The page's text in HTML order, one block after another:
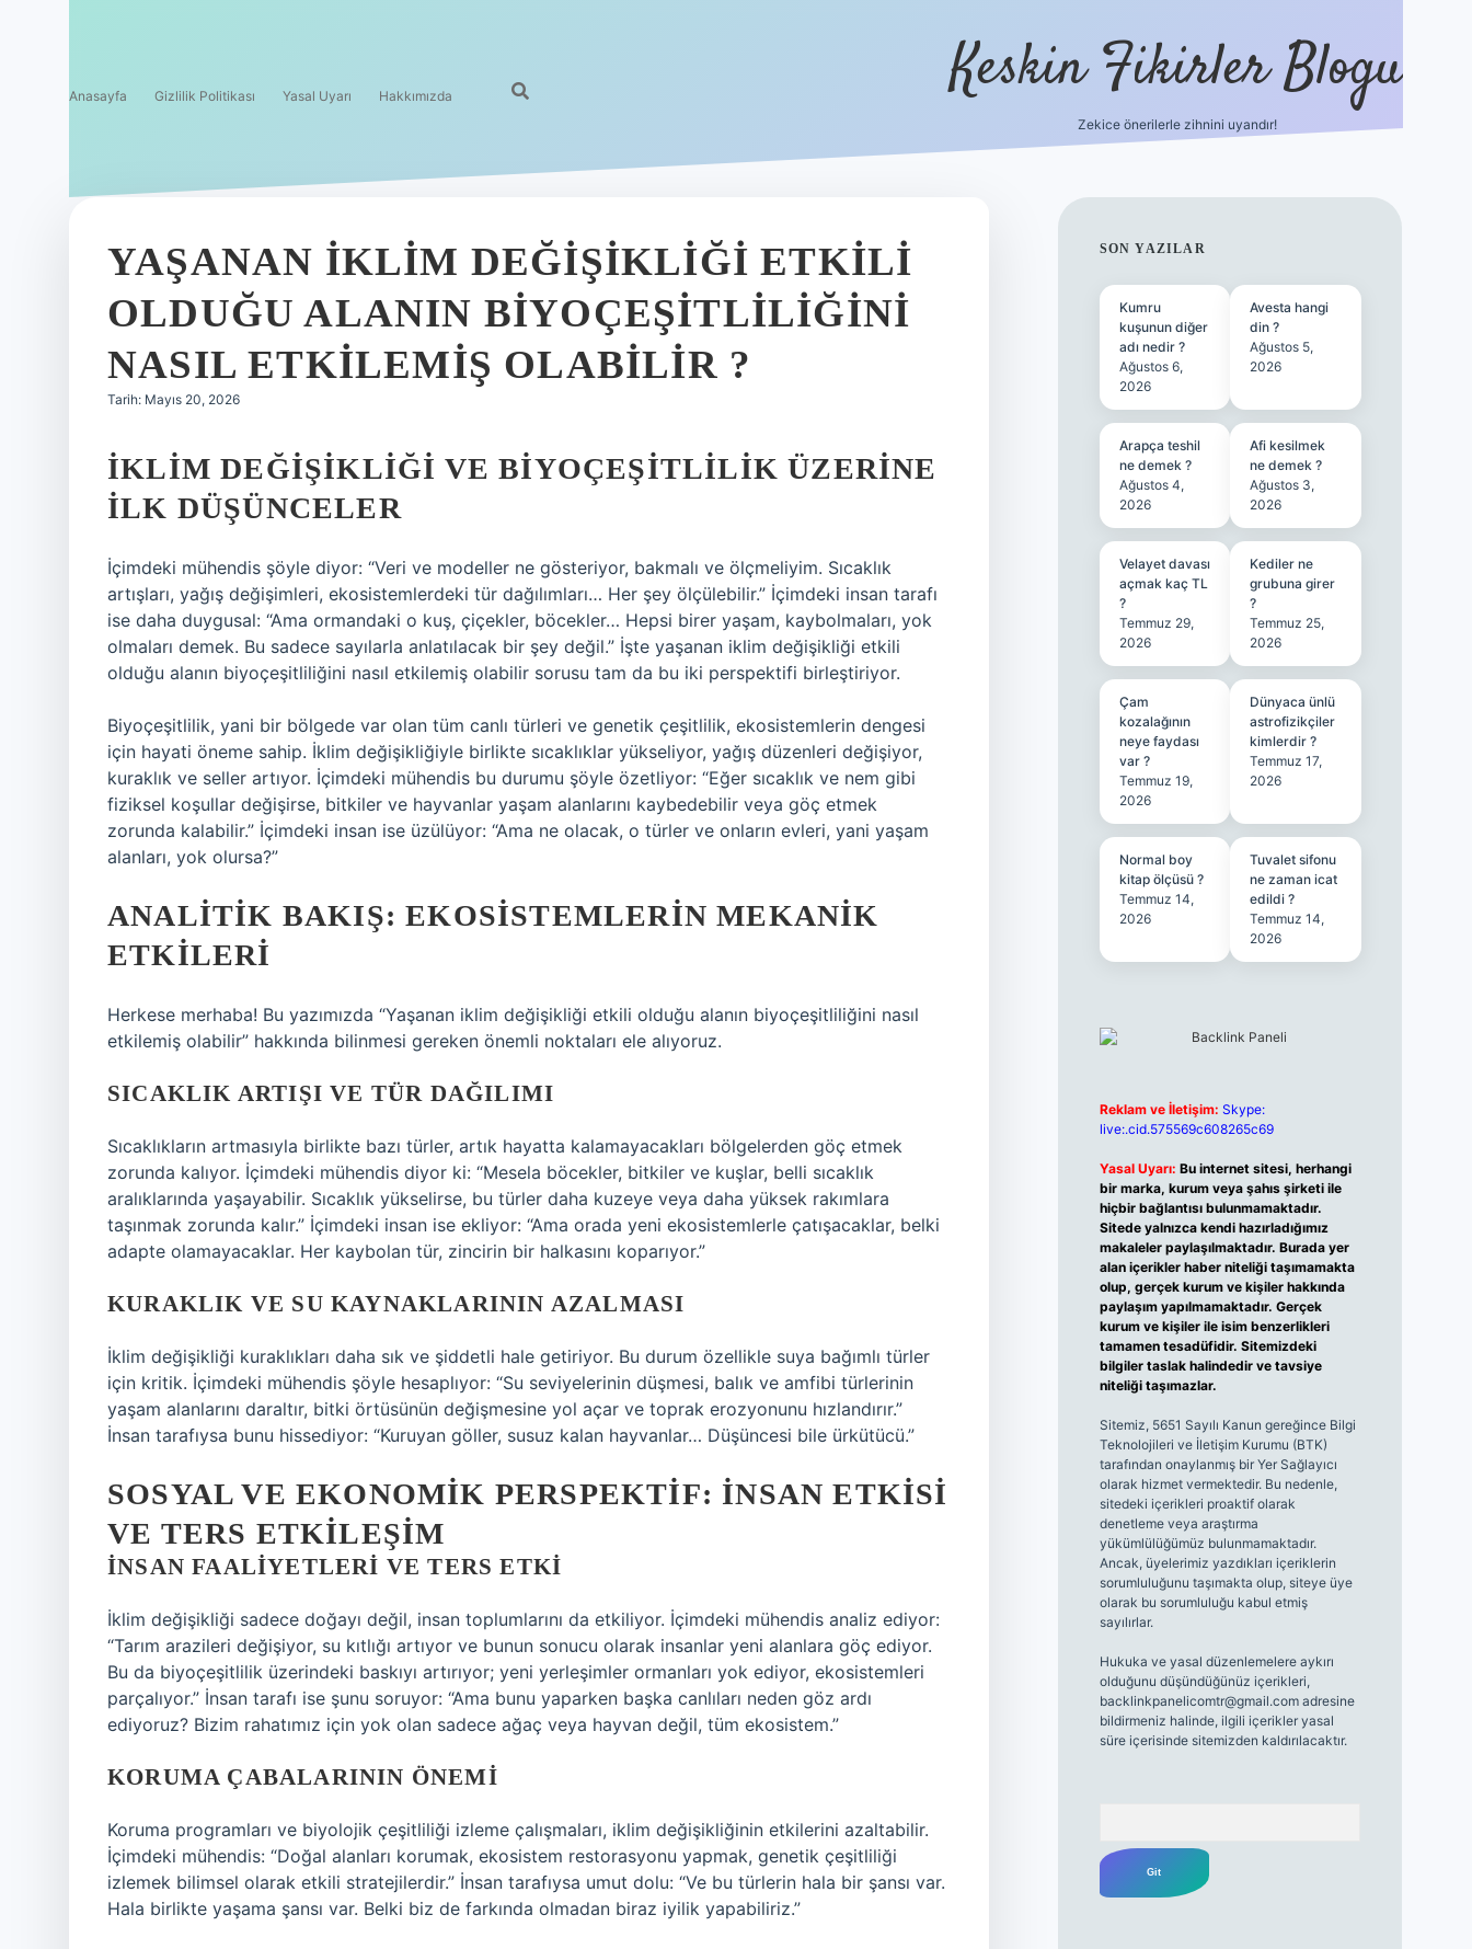
Anasayfa Gizlilik Politikası Yasal Uyarı Hakkımızda Keskin Fikirler Blogu
Zekice önerilerle zihnini uyandır!
YAŞANAN IKLIM DEĞIŞIKLIĞI ETKILI
OLDUĞU ALANIN BIYOÇEŞITLILIĞINI
NASIL ETKILEMIŞ OLABILIR ?
Tarih: Mayıs 20, 2026
İKLIM DEĞIŞIKLIĞI VE BIYOÇEŞITLILIK ÜZERINE
İLK DÜŞÜNCELER
İçimdeki mühendis şöyle diyor: “Veri ve modeller ne gösteriyor, bakmalı ve ölçmeliyim. Sıcaklık
artışları, yağış değişimleri, ekosistemlerdeki tür dağılımları… Her şey ölçülebilir.” İçimdeki insan tarafı
ise daha duygusal: “Ama ormandaki o kuş, çiçekler, böcekler… Hepsi birer yaşam, kaybolmaları, yok
olmaları demek. Bu sadece sayılarla anlatılacak bir şey değil.” İşte yaşanan iklim değişikliği etkili
olduğu alanın biyoçeşitliliğini nasıl etkilemiş olabilir sorusu tam da bu iki perspektifi birleştiriyor.
Biyoçeşitlilik, yani bir bölgede var olan tüm canlı türleri ve genetik çeşitlilik, ekosistemlerin dengesi
için hayati öneme sahip. İklim değişikliğiyle birlikte sıcaklıklar yükseliyor, yağış düzenleri değişiyor,
kuraklık ve seller artıyor. İçimdeki mühendis bu durumu şöyle özetliyor: “Eğer sıcaklık ve nem gibi
fiziksel koşullar değişirse, bitkiler ve hayvanlar yaşam alanlarını kaybedebilir veya göç etmek
zorunda kalabilir.” İçimdeki insan ise üzülüyor: “Ama ne olacak, o türler ve onların evleri, yani yaşam
alanları, yok olursa?”
ANALITIK BAKIŞ: EKOSISTEMLERIN MEKANIK
ETKILERI
Herkese merhaba! Bu yazımızda “Yaşanan iklim değişikliği etkili olduğu alanın biyoçeşitliliğini nasıl
etkilemiş olabilir” hakkında bilinmesi gereken önemli noktaları ele alıyoruz.
SICAKLIK ARTIŞI VE TÜR DAĞILIMI
Sıcaklıkların artmasıyla birlikte bazı türler, artık hayatta kalamayacakları bölgelerden göç etmek
zorunda kalıyor. İçimdeki mühendis diyor ki: “Mesela böcekler, bitkiler ve kuşlar, belli sıcaklık
aralıklarında yaşayabilir. Sıcaklık yükselirse, bu türler daha kuzeye veya daha yüksek rakımlara
taşınmak zorunda kalır.” İçimdeki insan ise ekliyor: “Ama orada yeni ekosistemlerle çatışacaklar, belki
adapte olamayacaklar. Her kaybolan tür, zincirin bir halkasını koparıyor.”
KURAKLIK VE SU KAYNAKLARININ AZALMASI
İklim değişikliği kuraklıkları daha sık ve şiddetli hale getiriyor. Bu durum özellikle suya bağımlı türler
için kritik. İçimdeki mühendis şöyle hesaplıyor: “Su seviyelerinin düşmesi, balık ve amfibi türlerinin
yaşam alanlarını daraltır, bitki örtüsünün değişmesine yol açar ve toprak erozyonunu hızlandırır.”
İnsan tarafıysa bunu hissediyor: “Kuruyan göller, susuz kalan hayvanlar… Düşüncesi bile ürkütücü.”
SOSYAL VE EKONOMIK PERSPEKTIF: İNSAN ETKISI
VE TERS ETKILEŞIM
İNSAN FAALIYETLERI VE TERS ETKI
İklim değişikliği sadece doğayı değil, insan toplumlarını da etkiliyor. İçimdeki mühendis analiz ediyor:
“Tarım arazileri değişiyor, su kıtlığı artıyor ve bunun sonucu olarak insanlar yeni alanlara göç ediyor.
Bu da biyoçeşitlilik üzerindeki baskıyı artırıyor; yeni yerleşimler ormanları yok ediyor, ekosistemleri
parçalıyor.” İnsan tarafı ise şunu soruyor: “Ama bunu yaparken başka canlıları neden göz ardı
ediyoruz? Bizim rahatımız için yok olan sadece ağaç veya hayvan değil, tüm ekosistem.”
KORUMA ÇABALARININ ÖNEMI
Koruma programları ve biyolojik çeşitliliği izleme çalışmaları, iklim değişikliğinin etkilerini azaltabilir.
İçimdeki mühendis: “Doğal alanları korumak, ekosistem restorasyonu yapmak, genetik çeşitliliği
izlemek bilimsel olarak etkili stratejilerdir.” İnsan tarafıysa umut dolu: “Ve bu türlerin hala bir şansı var.
Hala birlikte yaşama şansı var. Belki biz de farkında olmadan biraz iyilik yapabiliriz.”
SIDEBAR
SON YAZILAR
Kumru
kuşunun diğer
adı nedir ?
Ağustos 6,
2026
Avesta hangi
din ?
Ağustos 5,
2026
Arapça teshil
ne demek ?
Ağustos 4,
2026
Afi kesilmek
ne demek ?
Ağustos 3,
2026
Velayet davası
açmak kaç TL
?
Temmuz 29,
2026
Kediler ne
grubuna girer
?
Temmuz 25,
2026
Çam
kozalağının
neye faydası
var ?
Temmuz 19,
2026
Dünyaca ünlü
astrofizikçiler
kimlerdir ?
Temmuz 17,
2026
Normal boy
kitap ölçüsü ?
Temmuz 14,
2026
Tuvalet sifonu
ne zaman icat
edildi ?
Temmuz 14,
2026
Reklam ve İletişim: Skype:
live:.cid.575569c608265c69
Yasal Uyarı: Bu internet sitesi, herhangi
bir marka, kurum veya şahıs şirketi ile
hiçbir bağlantısı bulunmamaktadır.
Sitede yalnızca kendi hazırladığımız
makaleler paylaşılmaktadır. Burada yer
alan içerikler haber niteliği taşımamakta
olup, gerçek kurum ve kişiler hakkında
paylaşım yapılmamaktadır. Gerçek
kurum ve kişiler ile isim benzerlikleri
tamamen tesadüfidir. Sitemizdeki
bilgiler taslak halindedir ve tavsiye
niteliği taşımazlar.
Sitemiz, 5651 Sayılı Kanun gereğince Bilgi
Teknolojileri ve İletişim Kurumu (BTK)
tarafından onaylanmış bir Yer Sağlayıcı
olarak hizmet vermektedir. Bu nedenle,
sitedeki içerikleri proaktif olarak
denetleme veya araştırma
yükümlülüğümüz bulunmamaktadır.
Ancak, üyelerimiz yazdıkları içeriklerin
sorumluluğunu taşımakta olup, siteye üye
olarak bu sorumluluğu kabul etmiş
sayılırlar.
Hukuka ve yasal düzenlemelere aykırı
olduğunu düşündüğünüz içerikleri,
backlinkpanelicomtr@gmail.comadresine
bildirmeniz halinde, ilgili içerikler yasal
süre içerisinde sitemizden kaldırılacaktır.